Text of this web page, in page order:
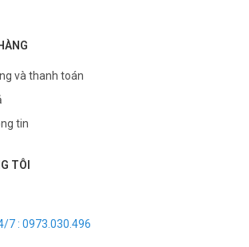
và thanh toán
tin
TÔI
7 : 0973.030.496